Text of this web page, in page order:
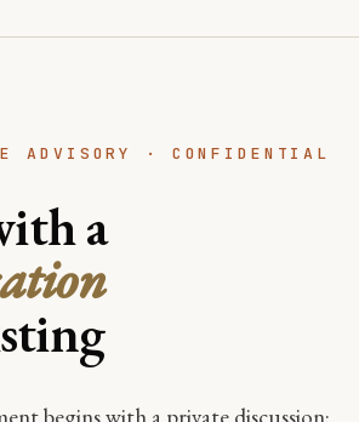
ADVISORY · CONFIDENTIAL
a